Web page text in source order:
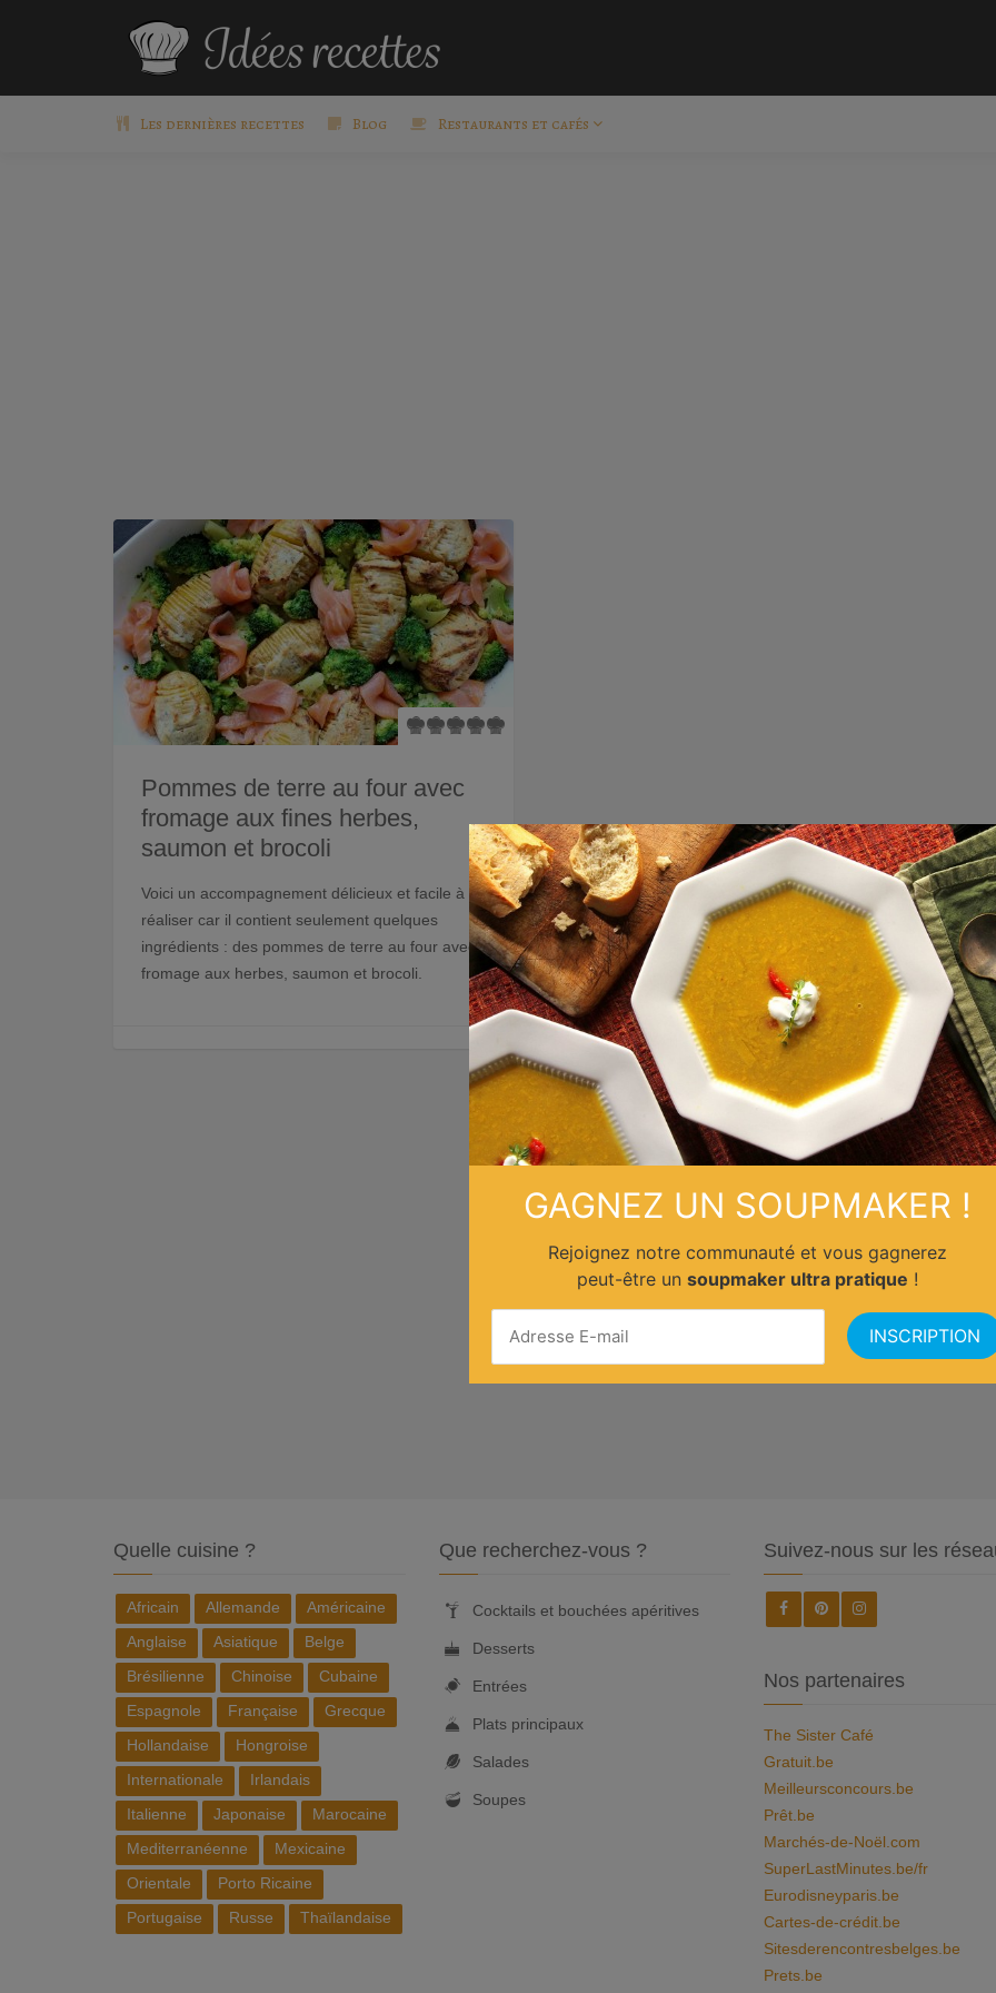
Les dernières recettes Blog Restaurants et cafés
Pommes de terre au four avec
fromage aux fines herbes,
saumon et brocoli
Voici un accompagnement délicieux et facile à
réaliser car il contient seulement quelques
ingrédients : des pommes de terre au four avec
fromage aux herbes, saumon et brocoli.
Quelle cuisine ?
Africain Allemande
Américaine
Anglaise
Asiatique
Belge
Brésilienne
Chinoise
Cubaine
Espagnole
Française
Grecque
Hollandaise
Hongroise
Internationale
Irlandais
Italienne
Japonaise
Marocaine
Mediterranéenne
Mexicaine
Orientale
Porto Ricaine
Portugaise
Russe Thaïlandaise
Que recherchez-vous ?
Cocktails et bouchées apéritives
Desserts
Entrées
Plats principaux
Salades
Soupes
Suivez-nous sur les
Nos partenaires
The Sister Café
Gratuit.be
Meilleursconcours.be
Prêt.be
Marchés-de-Noël.com
SuperLastMinutes.be/fr
Eurodisneyparis.be
Cartes-de-crédit.be
Sitesderencontresbelges.be
Prets.be
GAGNEZ UN SOUPMAKER !
Rejoignez notre communauté et vous gagnerez
peut-être un soupmaker ultra pratique !